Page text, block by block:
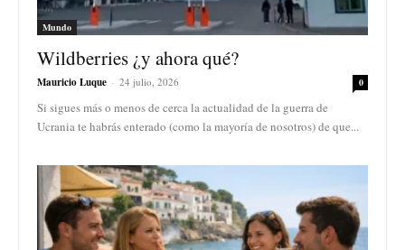
Mundo
Wildberries ¿y ahora qué?
Mauricio Luque - 24 julio, 2026 0
Si sigues más o menos de cerca la actualidad de la guerra de
Ucrania te habrás enterado (como la mayoría de nosotros) de que...